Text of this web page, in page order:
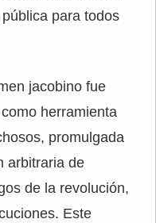
para todos
jacobino fue
herramienta
promulgada
arbitraria de
de la revolución,
Este